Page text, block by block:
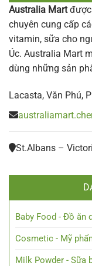
Australia Martđược
chuyên cung cấp
vitamin, sữa cho
Úc. Australia Mart
dùng những sản
Lacasta, Văn Phú,
St.Albans –
Baby Food - Đồ ăn
Cosmetic - Mỹ
Milk Powder - Sữa